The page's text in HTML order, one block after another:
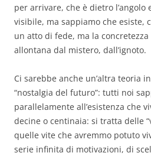
per arrivare, che è dietro l’angolo
visibile, ma sappiamo che esiste,
un atto di fede, ma la
allontana dal mistero, dall’ignoto.
Ci sarebbe anche un’altra teoria
“nostalgia del futuro”: tutti noi
parallelamente all’esistenza che
decine o centinaia: si tratta delle
quelle vite che avremmo potuto
serie infinita di motivazioni, di